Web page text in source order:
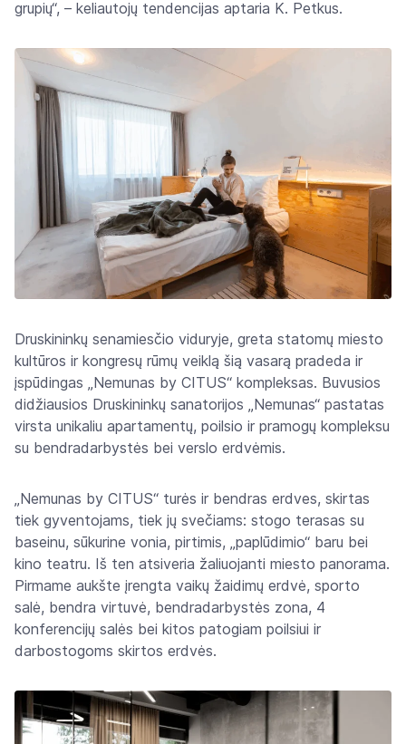
grupių“, – keliautojų tendencijas aptaria K. Petkus.
Druskininkų senamiesčio viduryje, greta statomų miesto
kultūros ir kongresų rūmų veiklą šią vasarą pradeda ir
įspūdingas „Nemunas by CITUS“ kompleksas. Buvusios
didžiausios Druskininkų sanatorijos „Nemunas“ pastatas
virsta unikaliu apartamentų, poilsio ir pramogų kompleksu
su bendradarbystės bei verslo erdvėmis.
„Nemunas by CITUS“ turės ir bendras erdves, skirtas
tiek gyventojams, tiek jų svečiams: stogo terasas su
baseinu, sūkurine vonia, pirtimis, „paplūdimio“ baru bei
kino teatru. Iš ten atsiveria žaliuojanti miesto panorama.
Pirmame aukšte įrengta vaikų žaidimų erdvė, sporto
salė, bendra virtuvė, bendradarbystės zona, 4
konferencijų salės bei kitos patogiam poilsiui ir
darbostogoms skirtos erdvės.